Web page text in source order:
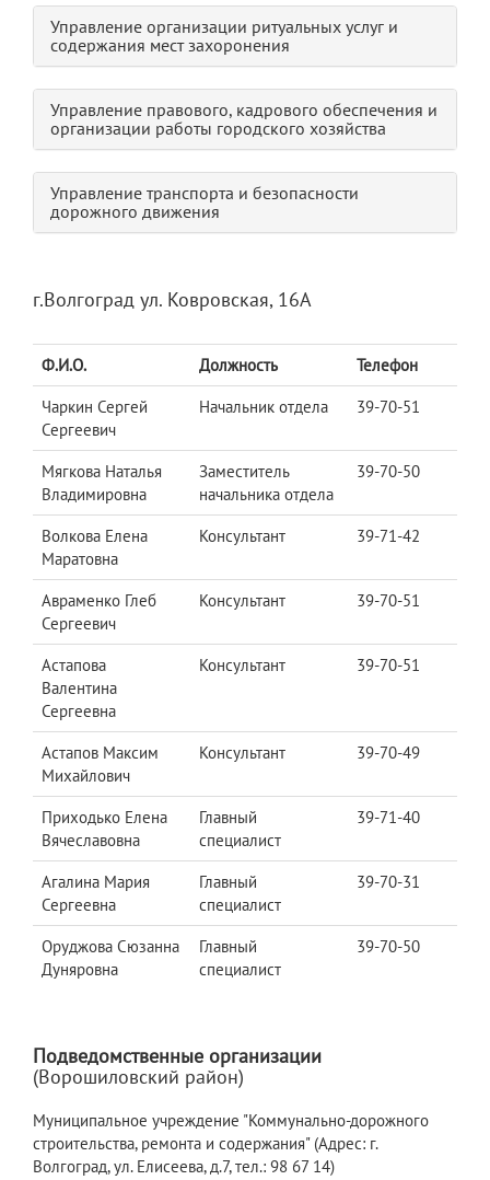
Управление организации ритуальных услуг и
содержания мест захоронения
Управление правового, кадрового обеспечения и
организации работы городского хозяйства
Управление транспорта и безопасности
дорожного движения
г.Волгоград ул. Ковровская, 16А
Ф.И.О. Должность
Телефон
Чаркин Сергей
Сергеевич
Начальник отдела 39-70-51
Мягкова Наталья
Владимировна
Заместитель
начальника отдела
39-70-50
Волкова Елена
Маратовна
Консультант 39-71-42
Авраменко Глеб
Сергеевич
Консультант 39-70-51
Астапова
Валентина
Сергеевна
Консультант 39-70-51
Астапов Максим
Михайлович
Консультант 39-70-49
Приходько Елена
Вячеславовна
Главный
специалист
39-71-40
Агалина Мария
Сергеевна
Главный
специалист
39-70-31
Оруджова Сюзанна
Дуняровна
Главный
специалист
39-70-50
Подведомственные организации
(Ворошиловский район)
Муниципальное учреждение "Коммунально-дорожного
строительства, ремонта и содержания" (Адрес: г.
Волгоград, ул. Елисеева, д.7, тел.: 98 67 14)